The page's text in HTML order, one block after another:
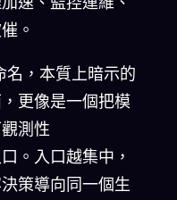
。
，本質上暗示的
更像是一個把模
測性
。入口越集中，
策導向同一個生